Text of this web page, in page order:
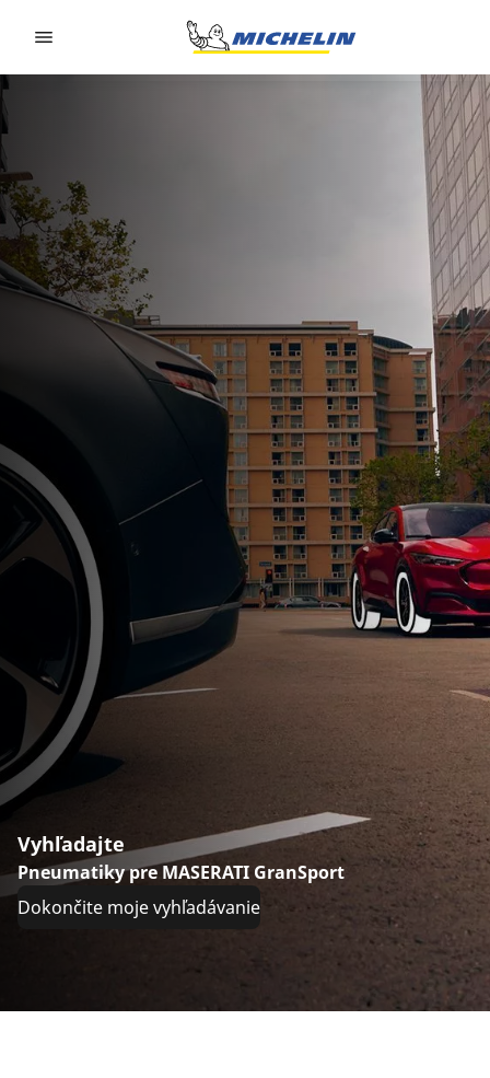
Vyhľadajte
Pneumatiky pre MASERATI GranSport
Dokončite moje vyhľadávanie